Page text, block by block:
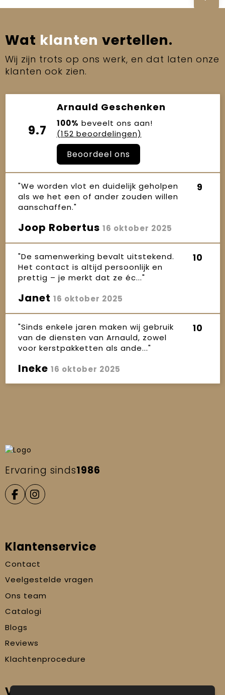
Wat klanten vertellen.
Wij zijn trots op ons werk, en dat laten onze
klanten ook zien.
9.7
Arnauld Geschenken
100% beveelt ons aan!
(152 beoordelingen)
Beoordeel ons
"We worden vlot en duidelijk geholpen
als we het een of ander zouden willen
aanschaffen."
9
Joop Robertus 16 oktober 2025
"De samenwerking bevalt uitstekend.
Het contact is altijd persoonlijk en
prettig – je merkt dat ze éc..."
10
Janet 16 oktober 2025
"Sinds enkele jaren maken wij gebruik
van de diensten van Arnauld, zowel
voor kerstpakketten als ande..."
10
Ineke 16 oktober 2025
Ervaring sinds1986
Klantenservice
Contact
Veelgestelde vragen
Ons team
Catalogi
Blogs
Reviews
Klachtenprocedure
Veilig winkelen